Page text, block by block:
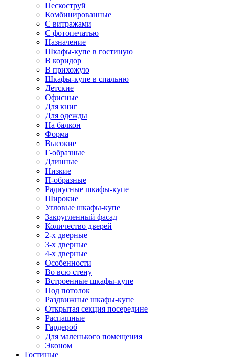
Пескоструй
Комбинированные
С витражами
С фотопечатью
Назначение
Шкафы-купе в гостиную
В коридор
В прихожую
Шкафы-купе в спальню
Детские
Офисные
Для книг
Для одежды
На балкон
Форма
Высокие
Г-образные
Длинные
Низкие
П-образные
Радиусные шкафы-купе
Широкие
Угловые шкафы-купе
Закругленный фасад
Количество дверей
2-х дверные
3-х дверные
4-х дверные
Особенности
Во всю стену
Встроенные шкафы-купе
Под потолок
Раздвижные шкафы-купе
Открытая секция посередине
Распашные
Гардероб
Для маленького помещения
Эконом
Гостиные